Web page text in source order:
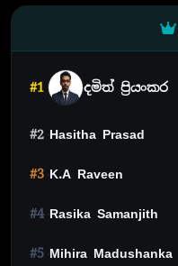
#1 දමිත් ප්‍රියංකර
#2 Hasitha Prasad
#3 K.A Raveen
#4 Rasika Samanjith
#5 Mihira Madushanka